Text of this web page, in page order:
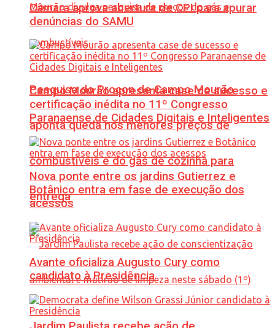
Pesquisa do Procon de Campo Mourão
aponta queda nos menores preços de
combustíveis e do gás de cozinha para
entrega
Câmara aprova abertura de CPI para apurar
denúncias do SAMU
Campo Mourão apresenta case de sucesso e
certificação inédita no 11º Congresso
Paranaense de Cidades Digitais e Inteligentes
Nova ponte entre os jardins Gutierrez e
Botânico entra em fase de execução dos
acessos
Avante oficializa Augusto Cury como
candidato à Presidência